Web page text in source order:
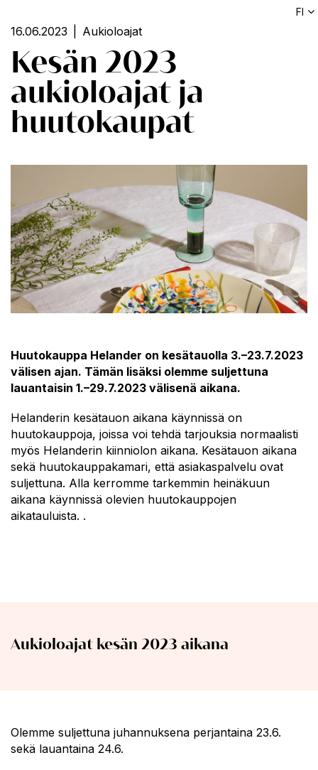
FI
16.06.2023 Aukioloajat
Kesän 2023
aukioloajat ja
huutokaupat
Huutokauppa Helander on kesätauolla 3.–23.7.2023
välisen ajan. Tämän lisäksi olemme suljettuna
lauantaisin 1.–29.7.2023 välisenä aikana.
Helanderin kesätauon aikana käynnissä on
huutokauppoja, joissa voi tehdä tarjouksia normaalisti
myös Helanderin kiinniolon aikana. Kesätauon aikana
sekä huutokauppakamari, että asiakaspalvelu ovat
suljettuna. Alla kerromme tarkemmin heinäkuun
aikana käynnissä olevien huutokauppojen
aikatauluista. .
Aukioloajat kesän 2023 aikana
Olemme suljettuna juhannuksena perjantaina 23.6.
sekä lauantaina 24.6.